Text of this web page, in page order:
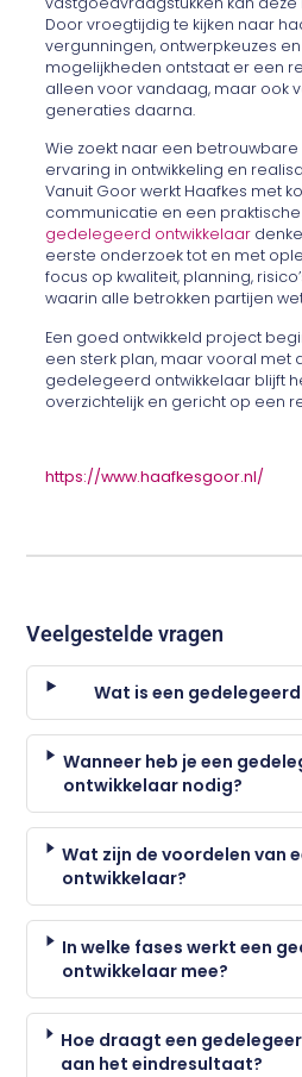
Door vroegtijdig te kijken naar
vergunningen, ontwerpkeuzes
mogelijkheden ontstaat er een
alleen voor vandaag, maar ook
generaties daarna.
Wie zoekt naar een
ervaring in ontwikkeling en
Vanuit Goor werkt Haafkes met
communicatie en een praktische
gedelegeerd ontwikkelaar
eerste onderzoek tot en met
focus op kwaliteit, planning,
waarin alle betrokken partijen
Een goed ontwikkeld project
een sterk plan, maar vooral met
gedelegeerd ontwikkelaar blijft
overzichtelijk en gericht op een
https://www.haafkesgoor.nl/
Veelgestelde vragen
Wat is een
Wanneer heb je een
ontwikkelaar nodig?
Wat zijn de voordelen van
ontwikkelaar?
In welke fases werkt een
ontwikkelaar mee?
Hoe draagt een
aan het eindresultaat?